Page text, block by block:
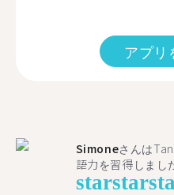
アプリ
Simoneさんは
語力を習得しまし
starstar